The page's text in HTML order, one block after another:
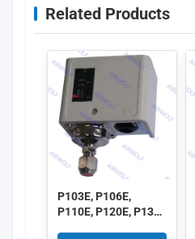
Related Products
P103E, P106E,
P110E, P120E, P130E